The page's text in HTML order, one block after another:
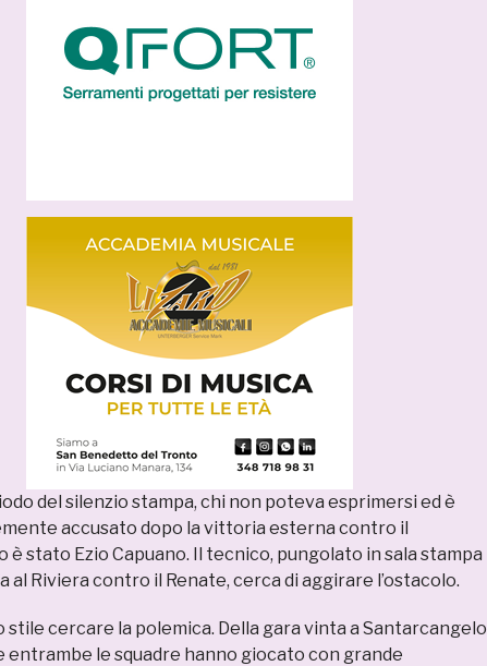
del silenzio stampa, chi non poteva esprimersi ed è
accusato dopo la vittoria esterna contro il
è stato Ezio Capuano. Il tecnico, pungolato in sala stampa
al Riviera contro il Renate, cerca di aggirare l’ostacolo.
stile cercare la polemica. Della gara vinta a Santarcangelo
entrambe le squadre hanno giocato con grande